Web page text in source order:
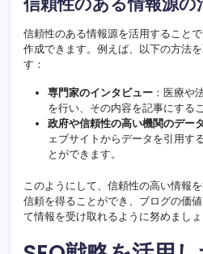
信頼性のある情報源を活用すること
作成できます。例えば、以下の方法
す：
専門家のインタビュー ：医療や
を行い、その内容を記事にする
政府や信頼性の高い機関のデー
ェブサイトからデータを引用す
とができます。
このようにして、信頼性の高い情報
信頼を得ることができ、ブログの価
て情報を受け取れるように努めましょ